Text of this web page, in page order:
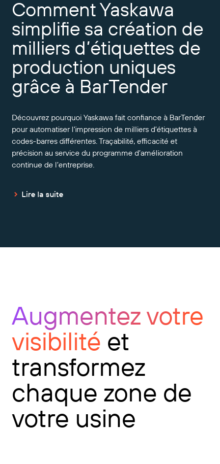
Comment Yaskawa
simplifie sa création de
milliers d’étiquettes de
production uniques
grâce à BarTender
Découvrez pourquoi Yaskawa fait confiance à BarTender
pour automatiser l’impression de milliers d’étiquettes à
codes-barres différentes. Traçabilité, efficacité et
précision au service du programme d’amélioration
continue de l’entreprise.
Lire la suite
Augmentez votre
visibilité et
transformez
chaque zone de
votre usine